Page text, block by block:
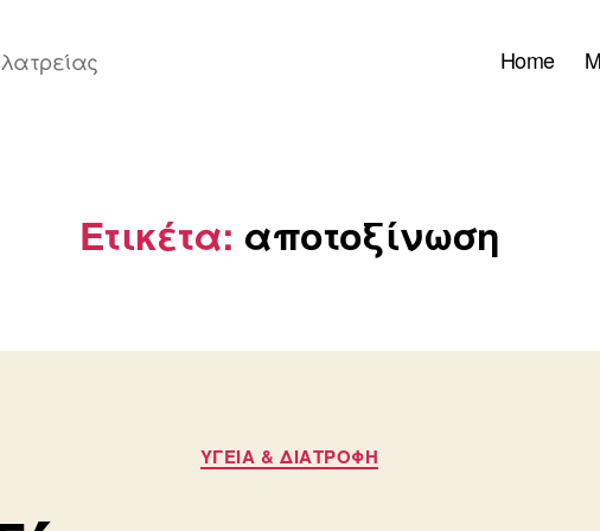
Home
Ετικέτα: αποτοξίνωση
Κατηγορίες
ΥΓΕΙΑ & ΔΙΑΤΡΟΦΗ